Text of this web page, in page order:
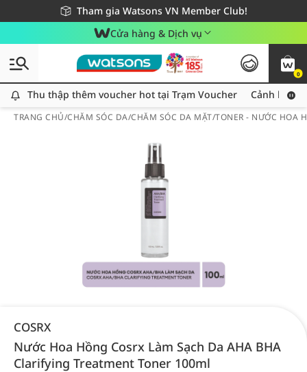
Tham gia Watsons VN Member Club!
Miễn phí giao hàng cho đơn hàng từ 249,000Đ
Giao hàng nhanh 24h - Áp dụng khu vực TP. Hồ Chí Minh
Cửa hàng & Dịch vụ
0
Thu thập thêm voucher hot tại Trạm Voucher
Thu thập thêm voucher hot tại Trạm Voucher Cảnh báo
TRANG CHỦ/CHĂM SÓC DA/CHĂM SÓC DA MẶT/TONER - NƯỚC HOA
COSRX
Nước Hoa Hồng Cosrx Làm Sạch Da AHA BHA
Clarifying Treatment Toner 100ml